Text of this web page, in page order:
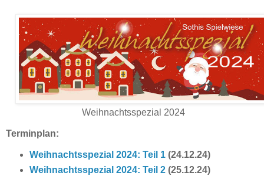
Weihnachtsspezial 2024
Terminplan:
Weihnachtsspezial 2024: Teil 1(24.12.24)
Weihnachtsspezial 2024: Teil 2(25.12.24)